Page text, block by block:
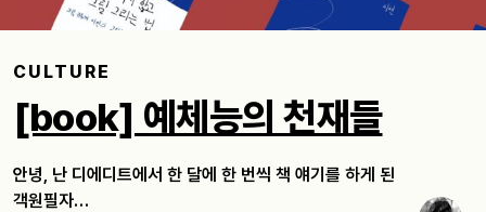
CULTURE
[book] 예체능의 천재들
안녕, 난 디에디트에서 한 달에 한 번씩 책 얘기를 하게 된
객원필자…